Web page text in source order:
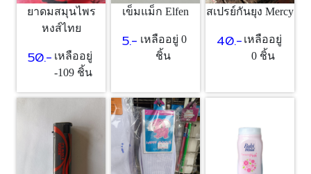
ยาดมสมุนไพร
หงส์ไทย
50.- เหลืออยู่
-109 ชิ้น
เข็มแม็ก Elfen
5.- เหลืออยู่ 0
ชิ้น
สเปรย์กันยุง Mercy
40.- เหลืออยู่
0 ชิ้น